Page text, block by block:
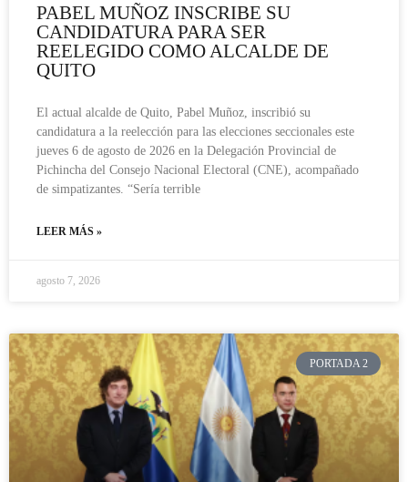
PABEL MUÑOZ INSCRIBE SU
CANDIDATURA PARA SER
REELEGIDO COMO ALCALDE DE
QUITO
El actual alcalde de Quito, Pabel Muñoz, inscribió su
candidatura a la reelección para las elecciones seccionales este
jueves 6 de agosto de 2026 en la Delegación Provincial de
Pichincha del Consejo Nacional Electoral (CNE), acompañado
de simpatizantes. “Sería terrible
LEER MÁS »
agosto 7, 2026
PORTADA 2